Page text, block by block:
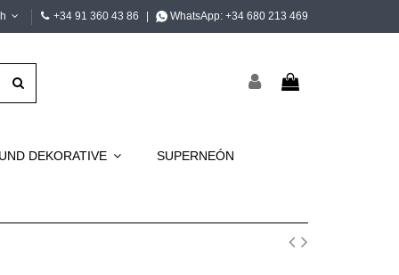
+34 91 360 43 86 WhatsApp: +34 680 213 469
DEKORATIVE SUPERNEÓN